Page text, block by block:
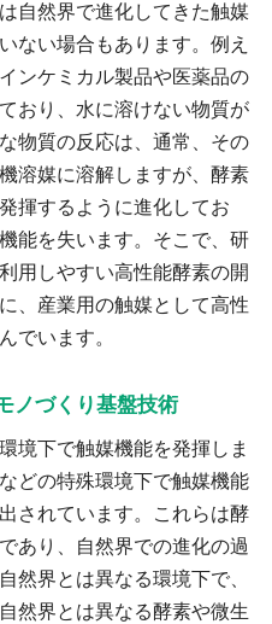
自然界で進化してきた触媒
ない場合もあります。例え
ンケミカル製品や医薬品の
おり、水に溶けない物質が
物質の反応は、通常、その
溶媒に溶解しますが、酵素
揮するように進化してお
能を失います。そこで、研
用しやすい高性能酵素の開
、産業用の触媒として高性
でいます。
ノづくり基盤技術
境下で触媒機能を発揮しま
どの特殊環境下で触媒機能
されています。これらは酵
あり、自然界での進化の過
然界とは異なる環境下で、
然界とは異なる酵素や微生